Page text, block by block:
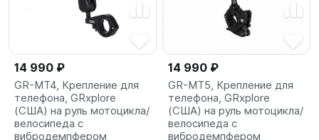
14 990 ₽
GR-MT4, Крепление для
телефона, GRxplore
(США) на руль мотоцикла/
велосипеда с
вибродемпфером
14 990 ₽
GR-MT5, Крепление для
телефона, GRxplore
(США) на руль мотоцикла/
велосипеда с
вибродемпфером